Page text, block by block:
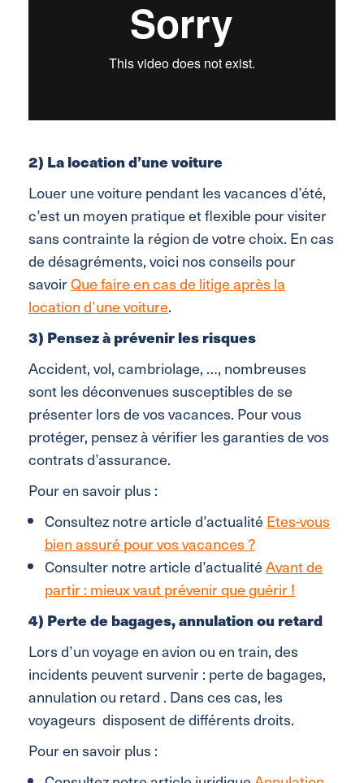
2) La location d’une voiture
Louer une voiture pendant les vacances d’été,
c’est un moyen pratique et flexible pour visiter
sans contrainte la région de votre choix. En cas
de désagréments, voici nos conseils pour
savoirQue faire en cas de litige après la
location d’une voiture.
3) Pensez à prévenir les risques
Accident, vol, cambriolage, …, nombreuses
sont les déconvenues susceptibles de se
présenter lors de vos vacances. Pour vous
protéger, pensez à vérifier les garanties de vos
contrats d’assurance.
Pour en savoir plus :
Consultez notre article d’actualitéEtes-vous
bien assuré pour vos vacances ?
Consulter notre article d’actualitéAvant de
partir : mieux vaut prévenir que guérir !
4) Perte de bagages, annulation ou retard
Lors d’un voyage en avion ou en train, des
incidents peuvent survenir : perte de bagages,
annulation ou retard . Dans ces cas, les
voyageurs disposent de différents droits.
Pour en savoir plus :